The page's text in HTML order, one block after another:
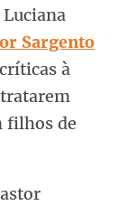
Sargento
à
filhos de